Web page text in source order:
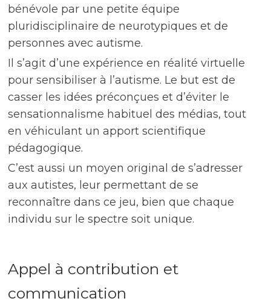
bénévole par une petite équipe
pluridisciplinaire de neurotypiques et de
personnes avec autisme.
Il s’agit d’une expérience en réalité virtuelle
pour sensibiliser à l’autisme. Le but est de
casser les idées préconçues et d’éviter le
sensationnalisme habituel des médias, tout
en véhiculant un apport scientifique
pédagogique.
C’est aussi un moyen original de s’adresser
aux autistes, leur permettant de se
reconnaître dans ce jeu, bien que chaque
individu sur le spectre soit unique.
Appel à contribution et
communication